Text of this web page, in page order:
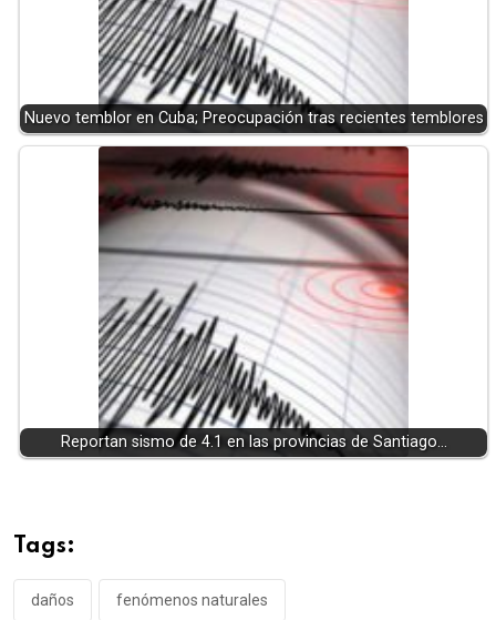
Nuevo temblor en Cuba; Preocupación tras recientes temblores
Reportan sismo de 4.1 en las provincias de Santiago…
Tags:
daños fenómenos naturales